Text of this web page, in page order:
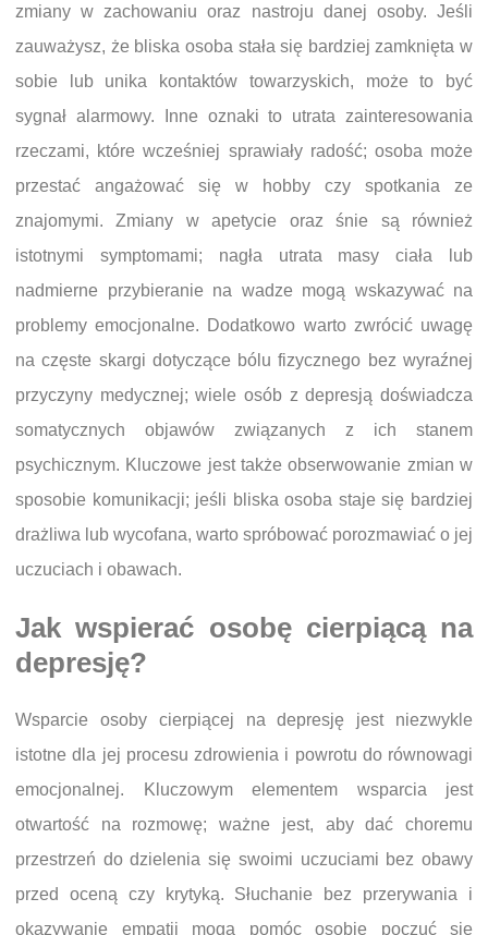
zmiany w zachowaniu oraz nastroju danej osoby. Jeśli
zauważysz, że bliska osoba stała się bardziej zamknięta w
sobie lub unika kontaktów towarzyskich, może to być
sygnał alarmowy. Inne oznaki to utrata zainteresowania
rzeczami, które wcześniej sprawiały radość; osoba może
przestać angażować się w hobby czy spotkania ze
znajomymi. Zmiany w apetycie oraz śnie są również
istotnymi symptomami; nagła utrata masy ciała lub
nadmierne przybieranie na wadze mogą wskazywać na
problemy emocjonalne. Dodatkowo warto zwrócić uwagę
na częste skargi dotyczące bólu fizycznego bez wyraźnej
przyczyny medycznej; wiele osób z depresją doświadcza
somatycznych objawów związanych z ich stanem
psychicznym. Kluczowe jest także obserwowanie zmian w
sposobie komunikacji; jeśli bliska osoba staje się bardziej
drażliwa lub wycofana, warto spróbować porozmawiać o jej
uczuciach i obawach.
Jak wspierać osobę cierpiącą na
depresję?
Wsparcie osoby cierpiącej na depresję jest niezwykle
istotne dla jej procesu zdrowienia i powrotu do równowagi
emocjonalnej. Kluczowym elementem wsparcia jest
otwartość na rozmowę; ważne jest, aby dać choremu
przestrzeń do dzielenia się swoimi uczuciami bez obawy
przed oceną czy krytyką. Słuchanie bez przerywania i
okazywanie empatii mogą pomóc osobie poczuć się